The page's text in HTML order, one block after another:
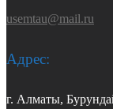
usemtau@mail.ru
Адрес:
г. Алматы,